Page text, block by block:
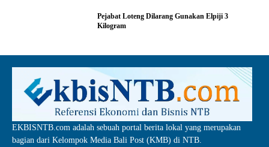
Pejabat Loteng Dilarang Gunakan Elpiji 3
Kilogram
EKBISNTB.com adalah sebuah portal berita lokal yang merupakan
bagian dari Kelompok Media Bali Post (KMB) di NTB.